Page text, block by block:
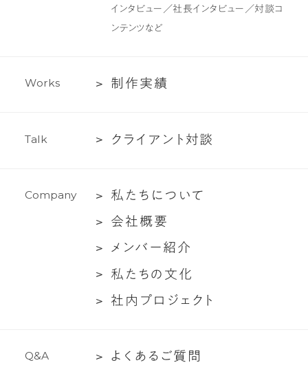
作・
テ
グ
インタビュー／社長インタビュー／対談コ
ンテンツなど
Works
制
績
制 作実績
Talk
ク
ア
対
談
ク ラ イ ア ン ト 対談
Company
私
に
つ
私 た ち に つ いて
会
要
会社概要
メ
ー
メ ンバ ー紹介
私
文
私 た ちの 文化
社
ロ
社 内 プロ ジ ェ ク ト
Q&A
よ よ く あ る ご質 問